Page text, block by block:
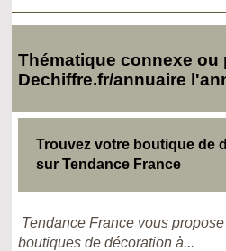
Thématique connexe ou
Dechiffre.fr/annuaire
Trouvez votre boutique de
sur Tendance France
Tendance France vous
boutiques de décoration à...